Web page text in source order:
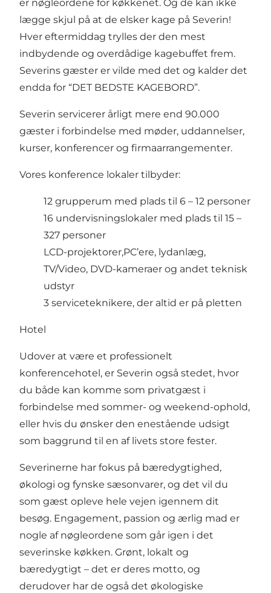
er nøgleordene for køkkenet. Og de kan ikke
lægge skjul på at de elsker kage på Severin!
Hver eftermiddag trylles der den mest
indbydende og overdådige kagebuffet frem.
Severins gæster er vilde med det og kalder det
endda for “DET BEDSTE KAGEBORD”.
Severin servicerer årligt mere end 90.000
gæster i forbindelse med møder, uddannelser,
kurser, konferencer og firmaarrangementer.
Vores konference lokaler tilbyder:
12 grupperum med plads til 6 – 12 personer
16 undervisningslokaler med plads til 15 –
327 personer
LCD-projektorer,PC’ere, lydanlæg,
TV/Video, DVD-kameraer og andet teknisk
udstyr
3 serviceteknikere, der altid er på pletten
Hotel
Udover at være et professionelt
konferencehotel, er Severin også stedet, hvor
du både kan komme som privatgæst i
forbindelse med sommer- og weekend-ophold,
eller hvis du ønsker den enestående udsigt
som baggrund til en af livets store fester.
Severinerne har fokus på bæredygtighed,
økologi og fynske sæsonvarer, og det vil du
som gæst opleve hele vejen igennem dit
besøg. Engagement, passion og ærlig mad er
nogle af nøgleordene som går igen i det
severinske køkken. Grønt, lokalt og
bæredygtigt – det er deres motto, og
derudover har de også det økologiske